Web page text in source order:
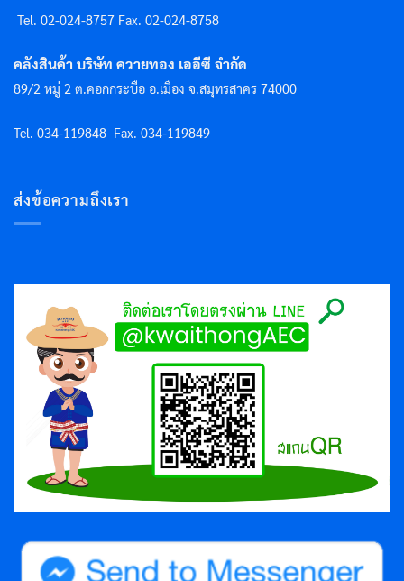
Tel. 02-024-8757 Fax. 02-024-8758
คลังสินค้า บริษัท ควายทอง เออีซี จำกัด
89/2 หมู่ 2 ต.คอกกระบือ อ.เมือง จ.สมุทรสาคร 74000
Tel. 034-119848 Fax. 034-119849
ส่งข้อความถึงเรา